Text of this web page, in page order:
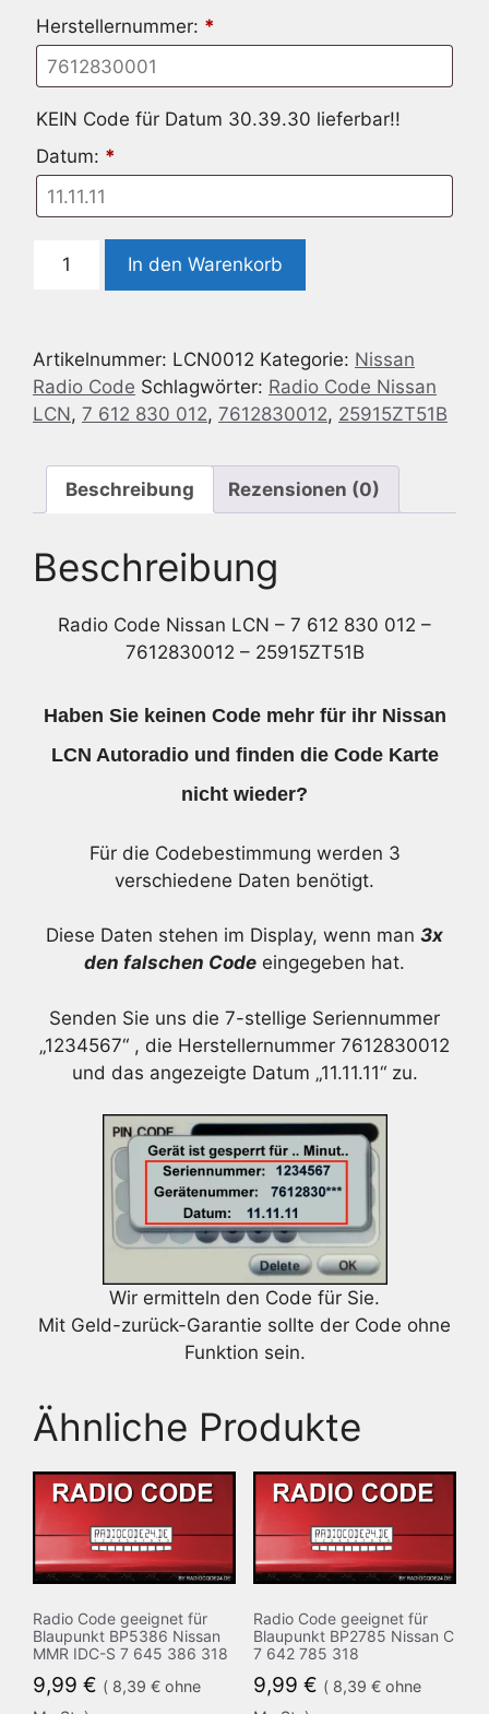
Herstellernummer: *
KEIN Code für Datum 30.39.30 lieferbar!!
Datum: *
Radio
Nissan
LCN
-
612
-
7612830012
25915ZT51B
In den Warenkorb
Artikelnummer: LCN0012 Kategorie: Nissan
Radio Code Schlagwörter: Radio Code Nissan
LCN, 7 612 830 012, 7612830012, 25915ZT51B
Beschreibung Rezensionen (0)
Beschreibung
Radio Code Nissan LCN – 7 612 830 012 –
7612830012 – 25915ZT51B
Haben Sie keinen Code mehr für ihr Nissan
LCN Autoradio und finden die Code Karte
nicht wieder?
Für die Codebestimmung werden 3
verschiedene Daten benötigt.
Diese Daten stehen im Display, wenn man 3x
den falschen Code eingegeben hat.
Senden Sie uns die 7-stellige Seriennummer
„1234567“ , die Herstellernummer 7612830012
und das angezeigte Datum „11.11.11“ zu.
Wir ermitteln den Code für Sie.
Mit Geld-zurück-Garantie sollte der Code ohne
Funktion sein.
Ähnliche Produkte
Radio Code geeignet für
Blaupunkt BP5386 Nissan
MMR IDC-S 7 645 386 318
9,99 € ( 8,39 € ohne
Radio Code geeignet für
Blaupunkt BP2785 Nissan C
7 642 785 318
9,99 € ( 8,39 €ohne